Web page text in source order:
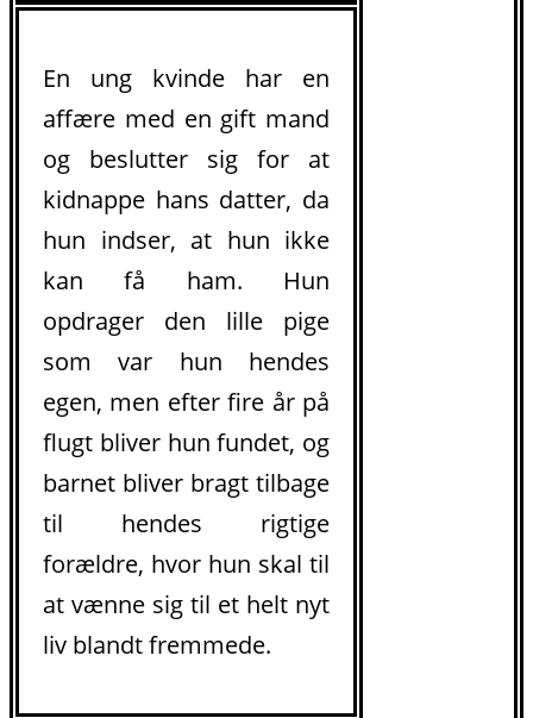
En ung kvinde har en
affære med en gift mand
og beslutter sig for at
kidnappe hans datter, da
hun indser, at hun ikke
kan få ham. Hun
opdrager den lille pige
som var hun hendes
egen, men efter fire år på
flugt bliver hun fundet, og
barnet bliver bragt tilbage
til hendes rigtige
forældre, hvor hun skal til
at vænne sig til et helt nyt
liv blandt fremmede.